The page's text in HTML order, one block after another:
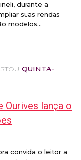
durante a
suas rendas
modelos...
QUINTA-
Ourives lança o
convida o leitor a